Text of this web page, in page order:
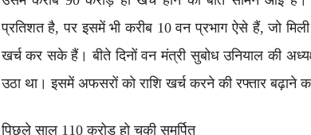
प्रतिशत है, पर इसमें भी करीब 10 वन प्रभाग ऐसे हैं, जो
खर्च कर सके हैं। बीते दिनों वन मंत्री सुबोध उनियाल की
उठा था। इसमें अफसरों को राशि खर्च करने की रफ्तार बढ़ाने का
पिछले साल 110 करोड़ हो चुकी समर्पित